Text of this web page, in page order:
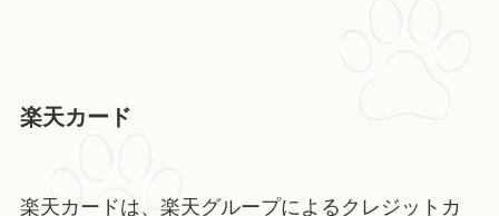
楽天カード
楽天カードは、楽天グループによるクレジットカ